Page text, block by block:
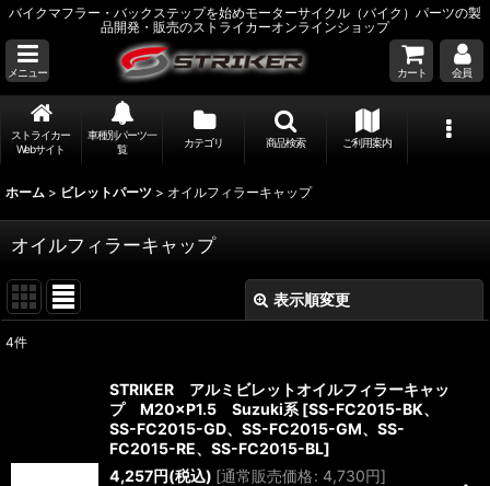
バイクマフラー・バックステップを始めモーターサイクル（バイク）パーツの製
品開発・販売のストライカーオンラインショップ
メニュー カート 会員
ストライカー
Webサイト
車種別パーツ一
覧
カテゴリ 商品検索 ご利用案内
ホーム > ビレットパーツ > オイルフィラーキャップ
オイルフィラーキャップ
表示順変更
絞り込む
4件
STRIKER アルミビレットオイルフィラーキャッ
プ M20×P1.5 Suzuki系 [SS-FC2015-BK、
SS-FC2015-GD、SS-FC2015-GM、SS-
FC2015-RE、SS-FC2015-BL]
4,257円(税込) [通常販売価格: 4,730円]